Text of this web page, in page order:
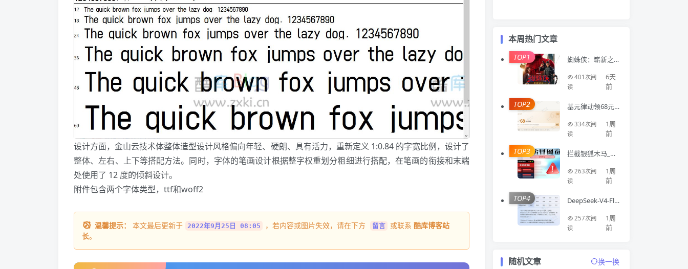
设计方面，金山云技术体整体造型设计风格偏向年轻、硬朗、具有活力，重新定义 1:0.84 的字宽比例，设计了
整体、左右、上下等搭配方法。同时，字体的笔画设计根据整字权重划分粗细进行搭配，在笔画的衔接和末端
处使用了 12 度的倾斜设计。
附件包含两个字体类型，ttf和woff2
温馨提示： 本文最后更新于 2022年9月25日 08:05 ，若内容或图片失效，请在下方 留言 或联系 酷库博客站
长。
本周热门文章
TOP1
蜘蛛侠：崭新之
rand New Day (2
026)
401次阅
读
6天
前
TOP2
基元律动领68元A
334次阅
读
1周
前
TOP3
拦截银狐木马_钓
浏览器扩展Virus
Detector
263次阅
读
1周
前
TOP4
DeepSeek-V4-Fla
线公测
257次阅
读
1周
前
随机文章
换一换